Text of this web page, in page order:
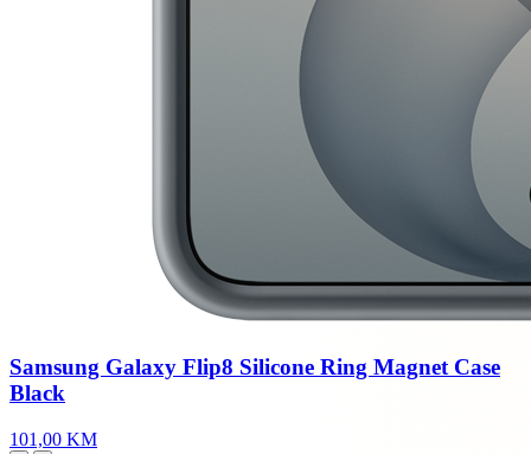
Samsung Galaxy Flip8 Silicone Ring Magnet Case
Black
101,00 KM